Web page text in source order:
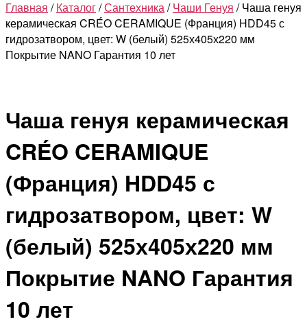
Главная /Каталог/Сантехника/Чаши Генуя / Чаша генуя
керамическая CRÉO CERAMIQUE (Франция) HDD45 с
гидрозатвором, цвет: W (белый) 525х405х220 мм
Покрытие NANO Гарантия 10 лет
Чаша генуя керамическая
CRÉO CERAMIQUE
(Франция) HDD45 с
гидрозатвором, цвет: W
(белый) 525х405х220 мм
Покрытие NANO Гарантия
10 лет